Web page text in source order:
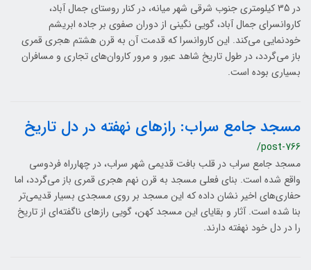
در 35 کیلومتری جنوب شرقی شهر میانه، در کنار روستای جمال آباد،
کاروانسرای جمال آباد، گویی نگینی از دوران صفوی بر جاده ابریشم
خودنمایی می‌کند. این کاروانسرا که قدمت آن به قرن هشتم هجری قمری
باز می‌گردد، در طول تاریخ شاهد عبور و مرور کاروان‌های تجاری و مسافران
بسیاری بوده است.
مسجد جامع سراب: رازهای نهفته در دل تاریخ
/post-766
مسجد جامع سراب در قلب بافت قدیمی شهر سراب، در چهارراه فردوسی
واقع شده است. بنای فعلی مسجد به قرن نهم هجری قمری باز می‌گردد، اما
حفاری‌های اخیر نشان داده که این مسجد بر روی مسجدی بسیار قدیمی‌تر
بنا شده است. آثار و بقایای این مسجد کهن، گویی رازهای ناگفته‌ای از تاریخ
را در دل خود نهفته دارند.